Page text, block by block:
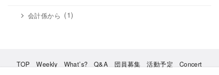
会計係から (1)
TOP Weekly What’s? Q&A 団員募集 活動予定 Concert